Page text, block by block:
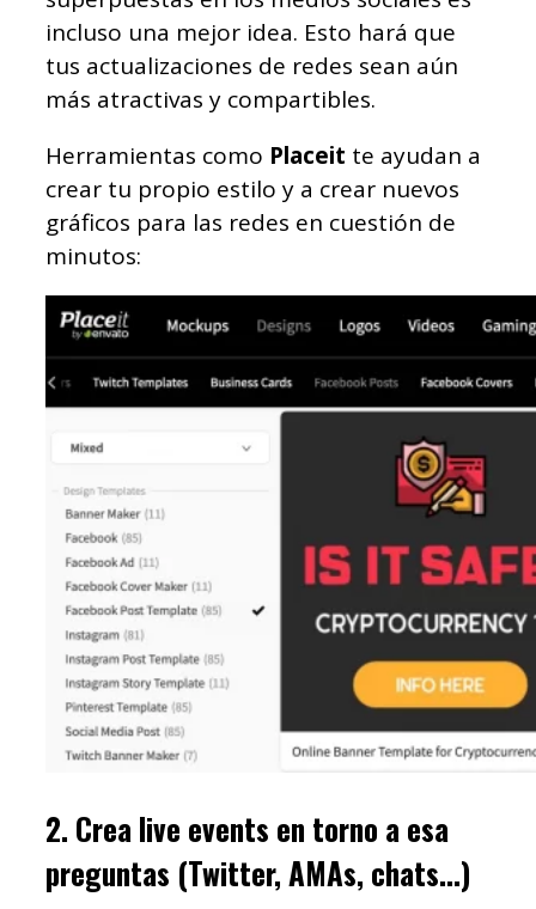
incluso una mejor idea. Esto hará que
tus actualizaciones de redes sean aún
más atractivas y compartibles.
Herramientas como Placeit te ayudan a
crear tu propio estilo y a crear nuevos
gráficos para las redes en cuestión de
minutos:
2. Crea live events en torno a esa
preguntas (Twitter, AMAs, chats…)